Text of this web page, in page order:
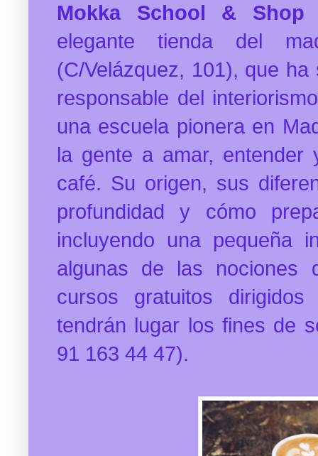
Mokka School & Shop
elegante tienda del
(C/Velázquez, 101), que
responsable del
una escuela pionera en
la gente a amar,
café. Su origen, sus
profundidad y cómo
incluyendo una pequeña
algunas de las nociones
cursos gratuitos
tendrán lugar los fines de
91 163 44 47).